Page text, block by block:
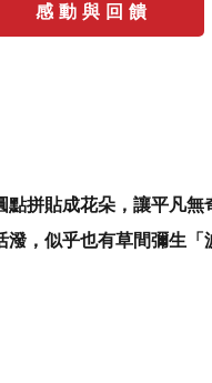
感動與回饋
點拼貼成花朵，讓平凡無
潑，似乎也有草間彌生「